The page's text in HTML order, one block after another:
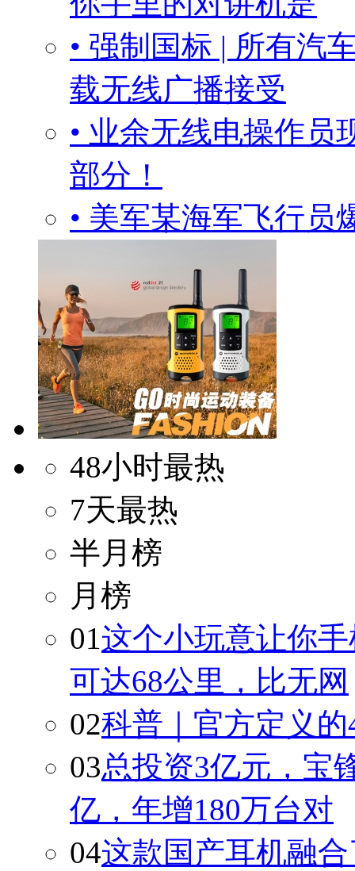
• 强制国标 | 所有汽
载无线广播接受
• 业余无线电操作员
部分！
• 美军某海军飞行员
48小时最热
7天最热
半月榜
月榜
01这个小玩意让你
可达68公里，比无网
02科普｜官方定义
03总投资3亿元，宝
亿，年增180万台对
04这款国产耳机融